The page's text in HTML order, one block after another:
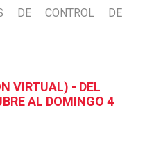
DE CONTROL DE
VIRTUAL) - DEL
AL DOMINGO 4